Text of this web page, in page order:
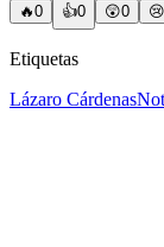
🔥0 👍0 😲0 😢
Etiquetas
Lázaro Cárdenas